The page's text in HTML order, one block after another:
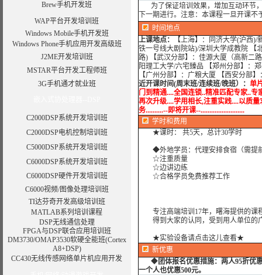
Brew手机开发班
WAP平台开发培训班
Windows Mobile手机开发班
Windows Phone手机应用开发高级班
J2ME开发培训班
MSTAR平台开发工程师班
3G手机通才就业班
C2000DSP系统开发培训班
C2000DSP电机控制培训班
C5000DSP系统开发培训班
C6000DSP系统开发培训班
C6000DSP硬件开发培训班
C6000视频/图像处理培训班
TI达芬奇开发高级培训班
MATLAB系列培训课程
DSP无线通信处理
FPGA与DSP联合应用培训班
DM3730/OMAP3530软硬全能班(Cortex
A8+DSP)
CC430无线传感网络单片机应用开发
为了保证培训效果，增加互动环节，
下一期进行。 注意：本课程一旦开课不
时间地点
上课地点：
【上海】：同济大学(沪西
铁一号线大剧院站)/深圳大学成教院 【
路) 【武汉分部】：佳源大厦（高新二
阳理工大学/六宅臻品 【郑州分部】：
【广州分部】：广粮大厦 【西安分部
近开课时间(周末班/连续班/晚班）： 单
门到精通....全国连锁..精准匹配专家..
再次升级....学用相长,注重实践....以质
务..........--即将开课--.........................
学时和费用
★课时： 共5天，总计30学时
◆外地学员：代理安排食宿（需提
☆注重质量
☆边讲边练
☆合格学员免费推荐工作
专注高端培训17年，曙海提供的课
得到大家的认同，受到用人单位的
★实验设备请点击这儿查看★
新优惠
◆团体报名优惠措施： 两人95折优
一个人也优惠500元。